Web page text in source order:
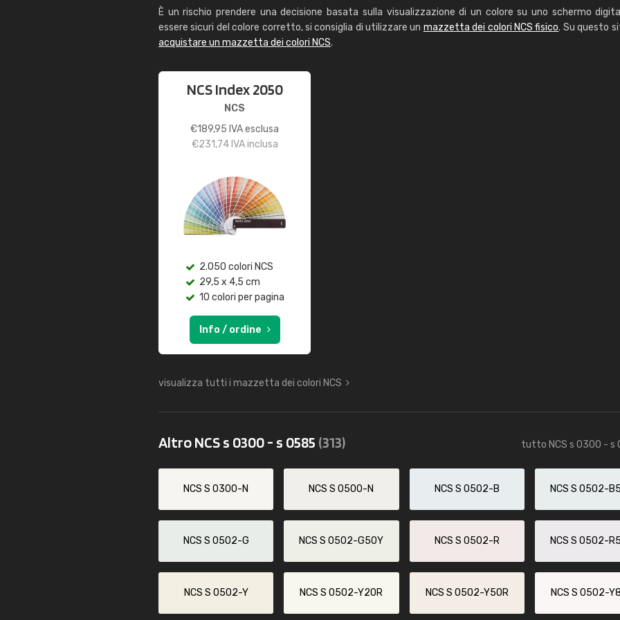
È un rischio prendere una decisione basata sulla visualizzazione di un colore su uno schermo
essere sicuri del colore corretto, si consiglia di utilizzare un mazzetta dei colori NCS fisico. Su questo
acquistare un mazzetta dei colori NCS.
NCS Index 2050
NCS
€189,95 IVA esclusa
€231,74IVA inclusa
2.050 colori NCS
29,5 x 4,5 cm
10 colori per pagina
Info / ordine
visualizza tutti i mazzetta dei colori NCS
Altro NCS s 0300 - s 0585 (313) tutto NCS s 0300 - s
NCS S 0300-N NCS S 0500-N NCS S 0502-B NCS S 0502-
NCS S 0502-G NCS S 0502-G50Y NCS S 0502-R NCS S 0502-
NCS S 0502-Y NCS S 0502-Y20R NCS S 0502-Y50R NCS S 0502-